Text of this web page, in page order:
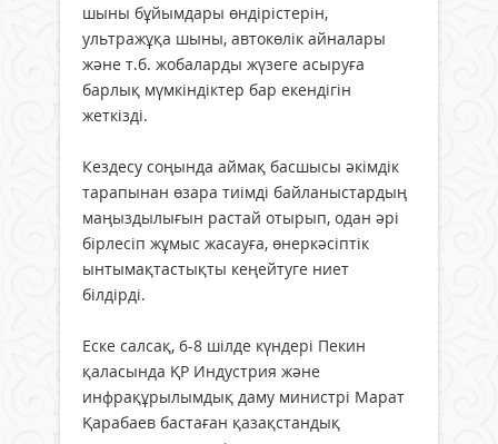
шыны бұйымдары өндірістерін,
ультражұқа шыны, автокөлік айналары
және т.б. жобаларды жүзеге асыруға
барлық мүмкіндіктер бар екендігін
жеткізді.
Кездесу соңында аймақ басшысы әкімдік
тарапынан өзара тиімді байланыстардың
маңыздылығын растай отырып, одан әрі
бірлесіп жұмыс жасауға, өнеркәсіптік
ынтымақтастықты кеңейтуге ниет
білдірдi.
Еске салсақ, 6-8 шілде күндері Пекин
қаласында ҚР Индустрия және
инфрақұрылымдық даму министрі Марат
Қарабаев бастаған қазақстандық